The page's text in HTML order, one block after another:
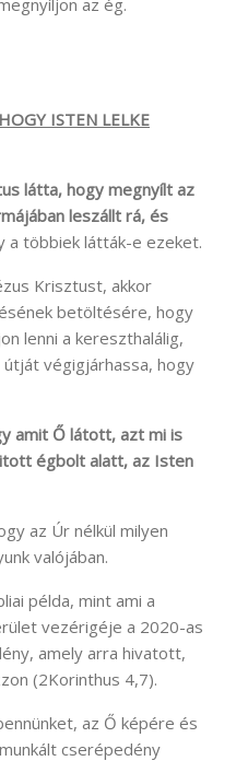
ISTEN LELKE
látta, hogy megnyílt az
leszállt rá, és
a többiek látták-e ezeket.
Krisztust, akkor
betöltésére, hogy
lenni a kereszthalálig,
végigjárhassa, hogy
amit Ő látott, azt mi is
égbolt alatt, az Isten
az Úr nélkül milyen
valójában.
példa, mint ami a
vezérigéje a 2020-as
amely arra hivatott,
(2Korinthus 4,7).
az Ő képére és
cserépedény